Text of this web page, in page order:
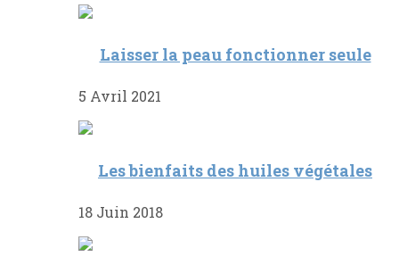
Laisser la peau fonctionner seule
5 Avril 2021
Les bienfaits des huiles végétales
18 Juin 2018